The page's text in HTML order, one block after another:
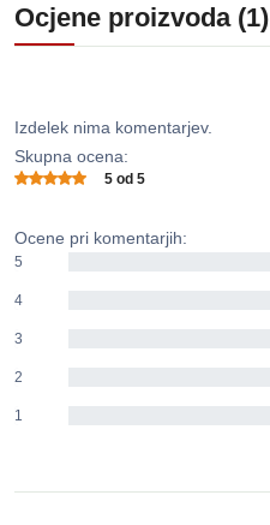
Ocjene proizvoda (1)
Izdelek nima komentarjev.
Skupna ocena:
5 od 5
Ocene pri komentarjih:
5
4
3
2
1